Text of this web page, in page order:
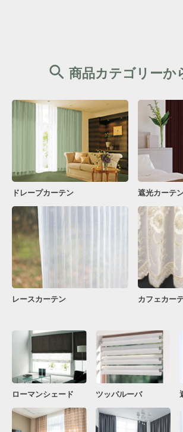
商品カテゴリーか
ドレープカーテン 遮光カーテ
レースカーテン カフェカー
ローマンシェード ツッパルーバ